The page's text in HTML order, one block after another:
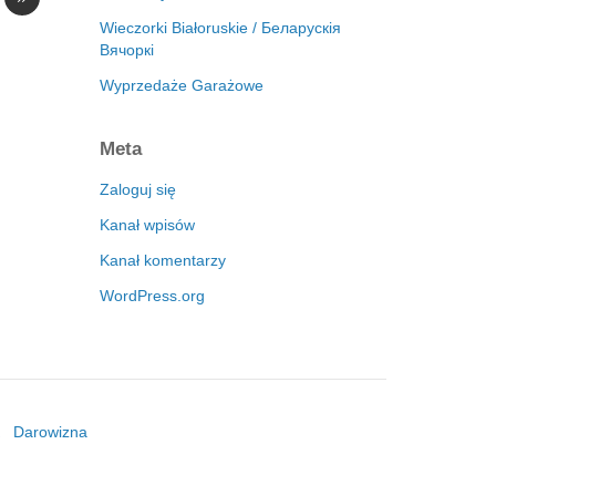
Wieczorki Białoruskie / Беларускія
Вячоркі
Wyprzedaże Garażowe
Meta
Zaloguj się
Kanał wpisów
Kanał komentarzy
WordPress.org
Darowizna